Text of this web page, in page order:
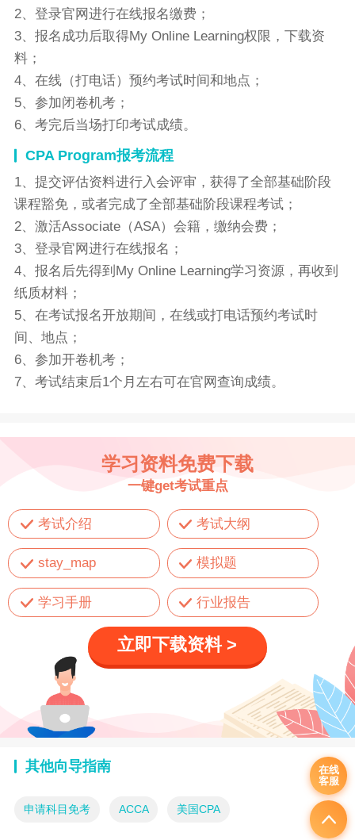
2、登录官网进行在线报名缴费；
3、报名成功后取得My Online Learning权限，下载资
料；
4、在线（打电话）预约考试时间和地点；
5、参加闭卷机考；
6、考完后当场打印考试成绩。
CPA Program报考流程
1、提交评估资料进行入会评审，获得了全部基础阶段
课程豁免，或者完成了全部基础阶段课程考试；
2、激活Associate（ASA）会籍，缴纳会费；
3、登录官网进行在线报名；
4、报名后先得到My Online Learning学习资源，再收到
纸质材料；
5、在考试报名开放期间，在线或打电话预约考试时
间、地点；
6、参加开卷机考；
7、考试结束后1个月左右可在官网查询成绩。
学习资料免费下载
一键get考试重点
考试介绍 考试大纲
stay_map 模拟题
学习手册 行业报告
立即下载资料 >
其他向导指南
申请科目免考 ACCA 美国CPA
在线
客服